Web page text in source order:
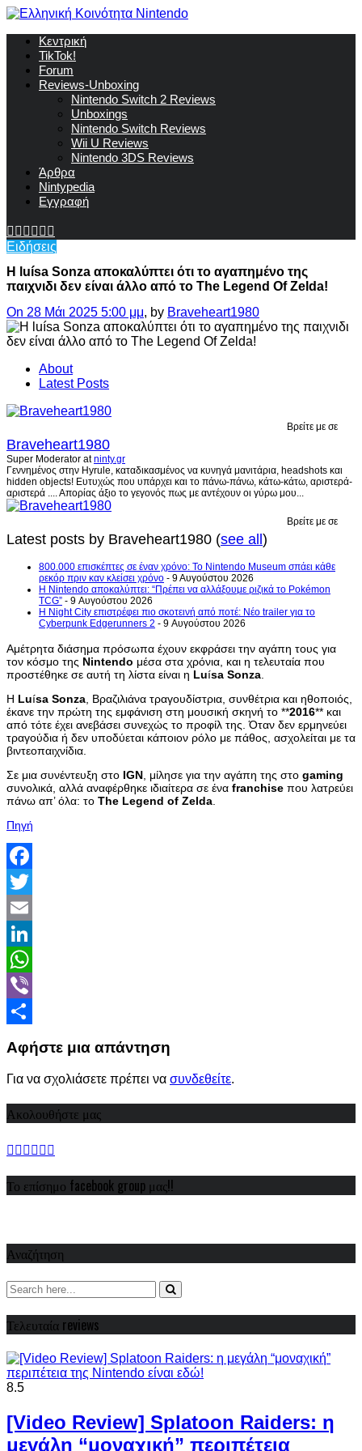
Κεντρική
TikTok!
Forum
Reviews-Unboxing
Nintendo Switch 2 Reviews
Unboxings
Nintendo Switch Reviews
Wii U Reviews
Nintendo 3DS Reviews
Άρθρα
Nintypedia
Εγγραφή
Ειδήσεις
H luísa Sonza αποκαλύπτει ότι το αγαπημένο της
παιχνιδι δεν είναι άλλο από το Τhe Legend Of Zelda!
On 28 Μάι 2025 5:00 μμ, by Braveheart1980
About
Latest Posts
Βρείτε με σε
Braveheart1980
Super Moderator atninty.gr
Γεννημένος στην Hyrule, καταδικασμένος να κυνηγά μανιτάρια, headshots και
hidden objects! Ευτυχώς που υπάρχει και το πάνω-πάνω, κάτω-κάτω, αριστερά-
αριστερά .... Απορίας άξιο το γεγονός πως με αντέχουν οι γύρω μου...
Βρείτε με σε
Latest posts by Braveheart1980 (see all)
800.000 επισκέπτες σε έναν χρόνο: Το Nintendo Museum σπάει κάθε
ρεκόρ πριν καν κλείσει χρόνο - 9 Αυγούστου 2026
Η Nintendo αποκαλύπτει: “Πρέπει να αλλάξουμε ριζικά το Pokémon
TCG” - 9 Αυγούστου 2026
Η Night City επιστρέφει πιο σκοτεινή από ποτέ: Νέο trailer για το
Cyberpunk Edgerunners 2 - 9 Αυγούστου 2026
Αμέτρητα διάσημα πρόσωπα έχουν εκφράσει την αγάπη τους για
τον κόσμο της Nintendo μέσα στα χρόνια, και η τελευταία που
προστέθηκε σε αυτή τη λίστα είναι η Luísa Sonza
Η Luísa Sonza , Βραζιλιάνα τραγουδίστρια, συνθέτρια και ηθοποιός,
έκανε την πρώτη της εμφάνιση στη μουσική σκηνή το **2016** και
από τότε έχει ανεβάσει συνεχώς το προφίλ της. Όταν δεν ερμηνεύει
τραγούδια ή δεν υποδύεται κάποιον ρόλο με πάθος, ασχολείται με τα
βιντεοπαιχνίδια.
Σε μια συνέντευξη στο IGN , μίλησε για την αγάπη της στο gaming
συνολικά, αλλά αναφέρθηκε ιδιαίτερα σε ένα franchise που λατρεύει
πάνω απ’ όλα: το The Legend of Zelda
Πηγή
Facebook
Twitter
Email
LinkedIn
WhatsApp
Viber
Αφήστε μια απάντηση
Για να σχολιάσετε πρέπει να συνδεθείτε.
Ακολουθήστε μας
Το επίσημο facebook group μας!!
Αναζήτηση
Τελευταία reviews
8.5
[Video Review] Splatoon Raiders: η
μεγάλη “μοναχική” περιπέτεια